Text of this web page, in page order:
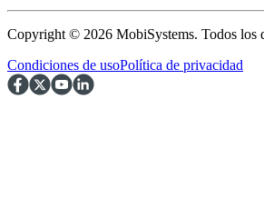
Copyright © 2026 MobiSystems. Todos los
Condiciones de usoPolítica de privacidad